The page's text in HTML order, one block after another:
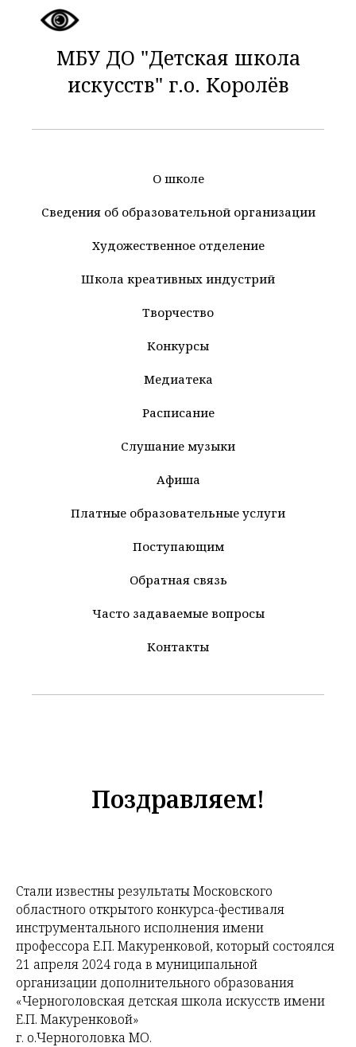
МБУ ДО "Детская школа
искусств" г.о. Королёв
О школе
Сведения об образовательной организации
Художественное отделение
Школа креативных индустрий
Творчество
Конкурсы
Медиатека
Расписание
Слушание музыки
Афиша
Платные образовательные услуги
Поступающим
Обратная связь
Часто задаваемые вопросы
Контакты
Поздравляем!
Стали известны результаты Московского
областного открытого конкурса-фестиваля
инструментального исполнения имени
профессора Е.П. Макуренковой, который состоялся
21 апреля 2024 года в муниципальной
организации дополнительного образования
«Черноголовская детская школа искусств имени
Е.П. Макуренковой»
г. о.Черноголовка МО.